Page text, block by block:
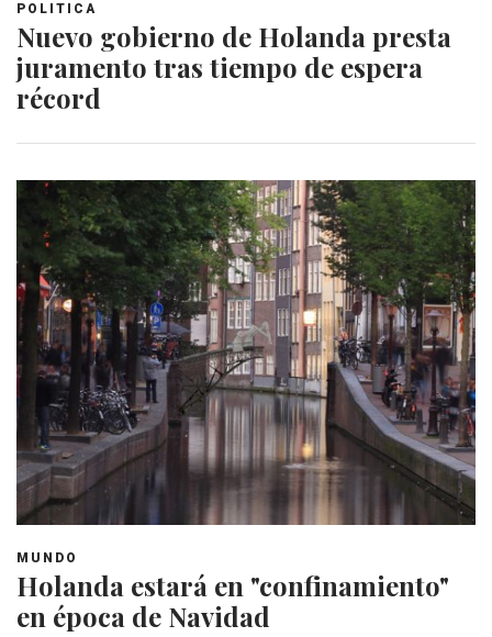
POLITICA
Nuevo gobierno de Holanda presta
juramento tras tiempo de espera
récord
MUNDO
Holanda estará en "confinamiento"
en época de Navidad